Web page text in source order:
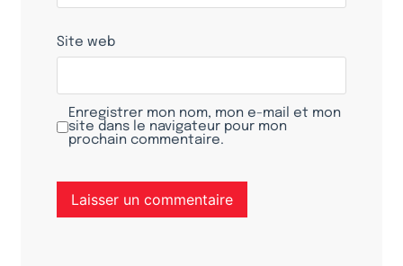
Site web
Enregistrer mon nom, mon e-mail et mon
site dans le navigateur pour mon
prochain commentaire.